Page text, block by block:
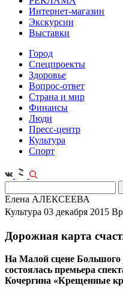
Интернет-магазин
Экскурсии
Выставки
Город
Спецпроекты
Здоровье
Вопрос-ответ
Страна и мир
Финансы
Люди
Пресс-центр
Культура
Спорт
Елена АЛЕКСЕЕВА
Культура 03 декабря 2015
Дорожная карта
На Малой сцене Большого
состоялась премьера
Кочергина «Крещенные